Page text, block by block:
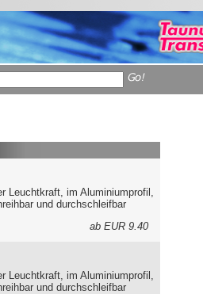
Leuchtkraft, im Aluminiumprofil,
und durchschleifbar
ab EUR 9.40
Leuchtkraft, im Aluminiumprofil,
und durchschleifbar